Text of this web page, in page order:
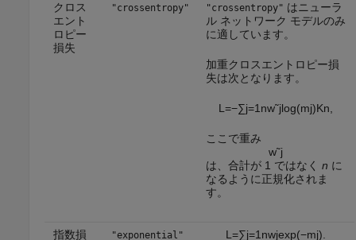
クロス
エント
ロピー
損失
"crossentropy" "crossentropy" はニューラ
ル ネットワーク モデルのみ
に適しています。
加重クロスエントロピー損
失は次となります。
L=−∑j=1 nw˜jlog(mj)Kn
ここで重み
w˜j
は、合計が 1 ではなく n に
なるように正規化されま
す。
指数損
"exponential" L=∑j=1 nwjexp(−mj)